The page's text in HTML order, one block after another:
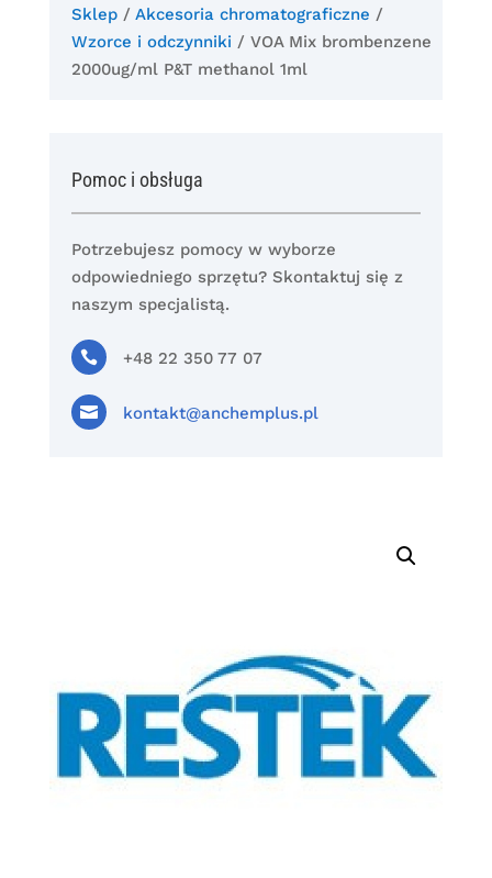
Sklep/ Akcesoria chromatograficzne /
Wzorce i odczynniki / VOA Mix brombenzene
2000ug/ml P&T methanol 1ml
Pomoc i obsługa
Potrzebujesz pomocy w wyborze
odpowiedniego sprzętu? Skontaktuj się z
naszym specjalistą.
 +48 22 350 77 07
 kontakt@anchemplus.pl